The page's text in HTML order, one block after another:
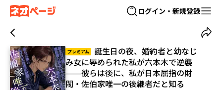
ログイン・新規登録
プレミアム
誕生日の夜、婚約者と幼なじ
み女に辱められた私が六本木で逆襲
——彼らは後に、私が日本屈指の財
閥・佐伯家唯一の後継者だと知る